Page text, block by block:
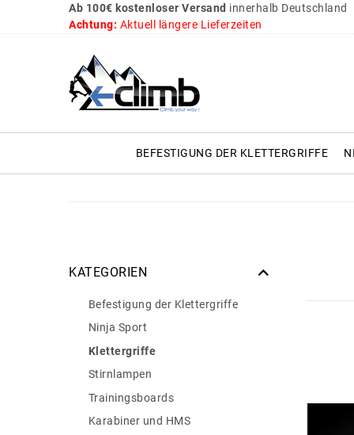
Ab 100€ kostenloser Versand innerhalb Deutschland
Achtung: Aktuell längere Lieferzeiten
BEFESTIGUNG DER KLETTERGRIFFE
KATEGORIEN
Befestigung der Klettergriffe
Ninja Sport
Klettergriffe
Stirnlampen
Trainingsboards
Karabiner und HMS